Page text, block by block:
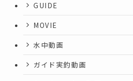
GUIDE
MOVIE
水中動画
ガイド実釣動画